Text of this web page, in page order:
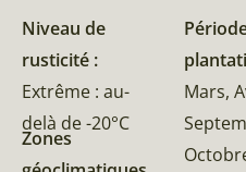
Niveau de
rusticité :
Extrême : au-
delà de -20°C
Zones
Mars,